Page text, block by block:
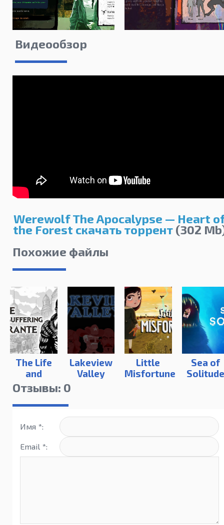
Видеообзор
Werewolf The Apocalypse — Heart
the Forest скачать торрент(302
Похожие файлы
The Life
and
Suffering
of Sir
Brante
Lakeview
Valley
Little
Misfortune
Sea of
Solitude
Отзывы: 0
Имя *:
Email *: